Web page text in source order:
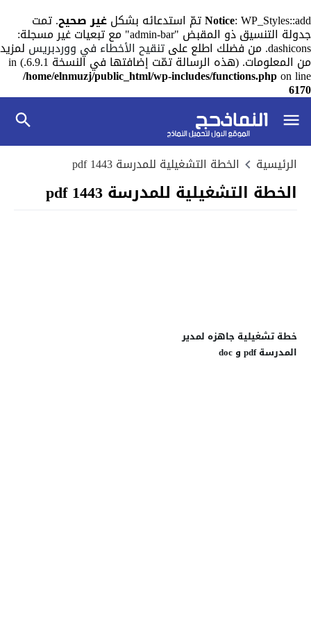
Notice: WP_Styles::add تمّ استدعائه بشكل غير صحيح. تمت
جدولة التنسيق ذو المقبض "admin-bar" مع تبعيات غير مسجلة:
dashicons. من فضلك اطلع على تنقيح الأخطاء في ووردبريس لمزيد
من المعلومات. (هذه الرسالة تمّت إضافتها في النسخة 6.9.1.) in
/home/elnmuzj/public_html/wp-includes/functions.phpon line
6170
الرئيسية الخطة التشغيلية للمدرسة 1443 pdf
الخطة التشغيلية للمدرسة 1443 pdf
خطة تشغيلية جاهزه لمدير
المدرسة pdf و doc